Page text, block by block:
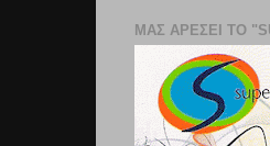
ΜΑΣ ΑΡΕΣΕΙ ΤΟ